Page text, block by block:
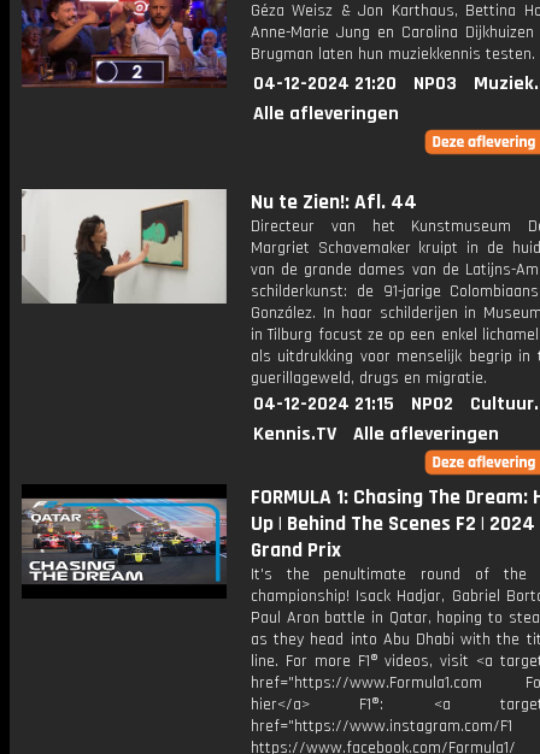
Géza Weisz & Jon Karthaus, Bettina
Anne-Marie Jung en Carolina
Brugman laten hun muziekkennis testen.
04-12-2024 21:20 NPO3
Alle afleveringen
Nu te Zien!: Afl. 44
Directeur van het Kunstmuseum
Margriet Schavemaker kruipt in de
van de grande dames van de Latijns-
schilderkunst: de 91-jarige
González. In haar schilderijen in
in Tilburg focust ze op een enkel
als uitdrukking voor menselijk begrip in
guerillageweld, drugs en migratie.
04-12-2024 21:15 NPO2
Kennis.TV
Alle afleveringen
FORMULA 1: Chasing The Dream:
Up | Behind The Scenes F2 |
Grand Prix
It's the penultimate round of the
championship! Isack Hadjar, Gabriel
Paul Aron battle in Qatar, hoping to
as they head into Abu Dhabi with the
line. For more F1® videos, visit <a
href="https://www.Formula1.com
hier</a> F1®: <a
href="https://www.instagram.com/F1
https://www.facebook.com/Formula1/